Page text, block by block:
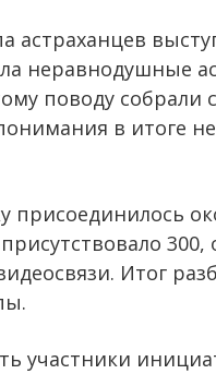
астраханцев
неравнодушные
поводу
в итоге
присоединилось
Итог
участники